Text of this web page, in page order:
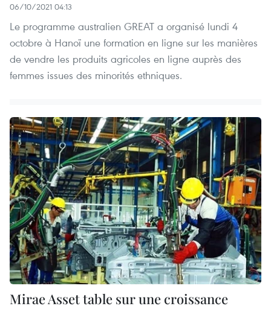
06/10/2021 04:13
Le programme australien GREAT a organisé lundi 4
octobre à Hanoï une formation en ligne sur les manières
de vendre les produits agricoles en ligne auprès des
femmes issues des minorités ethniques.
Mirae Asset table sur une croissance